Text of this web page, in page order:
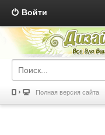
Войти
Полная версия сайта